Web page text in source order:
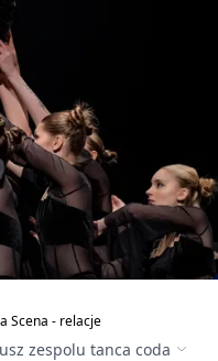
Scena - relacje
zespolu tanca coda